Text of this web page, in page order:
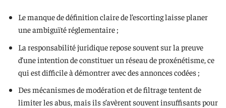
Le manque de définition claire de l’escorting laisse planer
une ambiguïté réglementaire ;
La responsabilité juridique repose souvent sur la preuve
d’une intention de constituer un réseau de proxénétisme, ce
qui est difficile à démontrer avec des annonces codées ;
Des mécanismes de modération et de filtrage tentent de
limiter les abus, mais ils s’avèrent souvent insuffisants pour